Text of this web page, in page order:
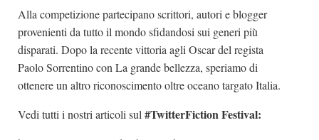
Alla competizione partecipano scrittori, autori e blogger
provenienti da tutto il mondo sfidandosi sui generi più
disparati. Dopo la recente vittoria agli Oscar del regista
Paolo Sorrentino con La grande bellezza, speriamo di
ottenere un altro riconoscimento oltre oceano targato Italia.
Vedi tutti i nostri articoli sul #TwitterFiction Festival: